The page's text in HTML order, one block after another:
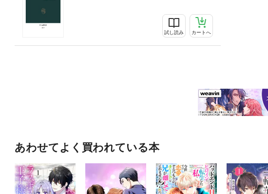
試し読み カートへ
あわせてよく買われている本